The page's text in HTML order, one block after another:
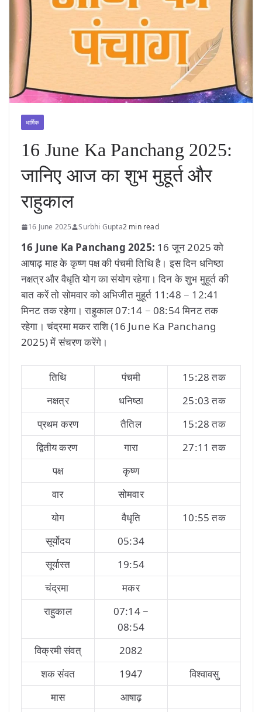
धार्मिक
16 June Ka Panchang 2025:
जानिए आज का शुभ मुहूर्त और
राहुकाल
16 June 2025 Surbhi Gupta2 min read
16 June Ka Panchang 2025: 16 जून 2025 को
आषाढ़ माह के कृष्ण पक्ष की पंचमी तिथि है। इस दिन धनिष्ठा
नक्षत्र और वैधृति योग का संयोग रहेगा। दिन के शुभ मुहूर्त की
बात करें तो सोमवार को अभिजीत मुहूर्त 11:48 − 12:41
मिनट तक रहेगा। राहुकाल 07:14 − 08:54 मिनट तक
रहेगा। चंद्रमा मकर राशि (16 June Ka Panchang
2025) में संचरण करेंगे।
तिथि पंचमी
15:28 तक
नक्षत्र
धनिष्ठा
25:03 तक
प्रथम करण
तैतिल
15:28 तक
द्वितीय करण
गारा
27:11 तक
पक्ष
कृष्ण
वार
सोमवार
योग
वैधृति
10:55 तक
सूर्योदय
05:34
सूर्यास्त
19:54
चंद्रमा
मकर
राहुकाल
07:14 −
08:54
विक्रमी संवत्
2082
शक संवत
1947
विश्वावसु
मास
आषाढ़